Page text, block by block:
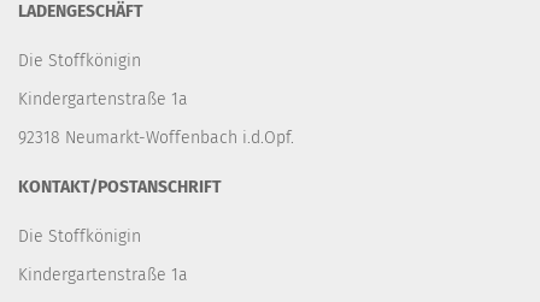
LADENGESCHÄFT
Die Stoffkönigin
Kindergartenstraße 1a
92318 Neumarkt-Woffenbach i.d.Opf.
KONTAKT/POSTANSCHRIFT
Die Stoffkönigin
Kindergartenstraße 1a